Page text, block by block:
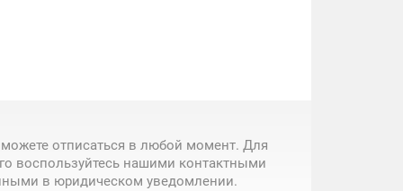
отписаться в любой момент. Для
воспользуйтесь нашими контактными
в юридическом уведомлении.